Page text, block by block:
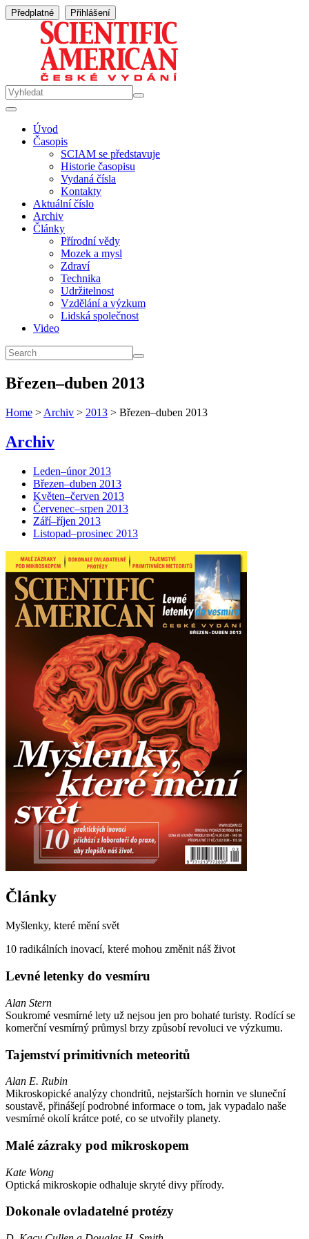
Předplatné Přihlášení
Úvod
Časopis
SCIAM se představuje
Historie časopisu
Vydaná čísla
Kontakty
Aktuální číslo
Archiv
Články
Přírodní vědy
Mozek a mysl
Zdraví
Technika
Udržitelnost
Vzdělání a výzkum
Lidská společnost
Video
Březen–duben 2013
Home > Archiv > 2013 > Březen–duben 2013
Archiv
Leden–únor 2013
Březen–duben 2013
Květen–červen 2013
Červenec–srpen 2013
Září–říjen 2013
Listopad–prosinec 2013
Články
Myšlenky, které mění svět
10 radikálních inovací, které mohou změnit náš život
Levné letenky do vesmíru
Alan Stern
Soukromé vesmírné lety už nejsou jen pro bohaté turisty. Rodící se
komerční vesmírný průmysl brzy způsobí revoluci ve výzkumu.
Tajemství primitivních meteoritů
Alan E. Rubin
Mikroskopické analýzy chondritů, nejstarších hornin ve sluneční
soustavě, přinášejí podrobné informace o tom, jak vypadalo naše
vesmírné okolí krátce poté, co se utvořily planety.
Malé zázraky pod mikroskopem
Kate Wong
Optická mikroskopie odhaluje skryté divy přírody.
Dokonale ovladatelné protézy